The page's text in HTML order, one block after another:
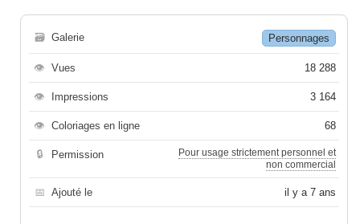
🗃 Galerie Personnages
👁 Vues 18 288
👁 Impressions 3 164
👁 Coloriages en ligne 68
🔒 Permission
Pour usage strictement personnel et
non commercial
📅 Ajouté le il y a 7 ans